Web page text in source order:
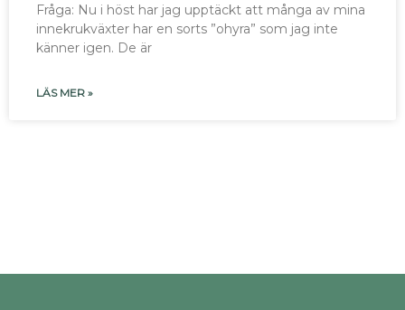
Fråga: Nu i höst har jag upptäckt att många av mina
innekrukväxter har en sorts ”ohyra” som jag inte
känner igen. De är
LÄS MER »